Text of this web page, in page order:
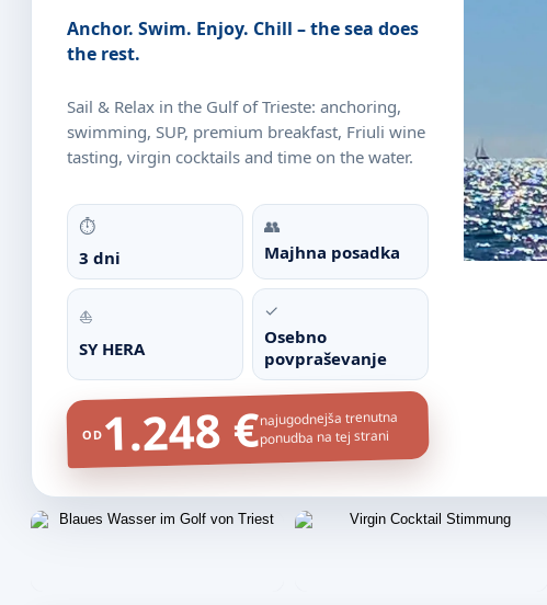
Anchor. Swim. Enjoy. Chill – the sea does
the rest.
Sail & Relax in the Gulf of Trieste: anchoring,
swimming, SUP, premium breakfast, Friuli wine
tasting, virgin cocktails and time on the water.
⏱
3 dni
👥
Majhna posadka
⛵
SY HERA
✓
Osebno
povpraševanje
OD1.248 €najugodnejša trenutna
ponudba na tej strani